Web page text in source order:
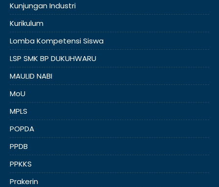
Kunjungan Industri
Kurikulum
Lomba Kompetensi Siswa
LSP SMK BP DUKUHWARU
MAULID NABI
MoU
MPLS
POPDA
PPDB
PPKKS
Prakerin